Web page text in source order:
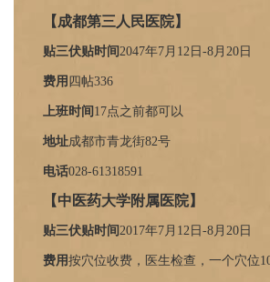
【成都第三人民医院】
贴三伏贴时间 2047年7月12日-8月20日
费用 四帖336
上班时间 17点之前都可以
地址成都市青龙街82号
电话028-61318591
【中医药大学附属医院】
贴三伏贴时间 2017年7月12日-8月20日
费用按穴位收费，医生检查，一个穴位